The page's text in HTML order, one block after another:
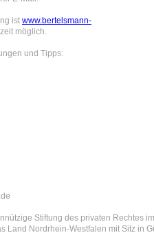
ist www.bertelsmann-
möglich.
und Tipps:
Stiftung des privaten Rechtes
Land Nordrhein-Westfalen mit Sitz in